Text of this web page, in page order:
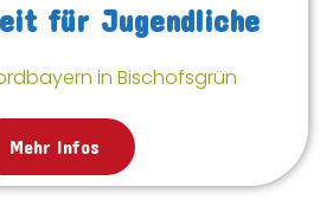
für Jugendliche
in Bischofsgrün
Mehr Infos